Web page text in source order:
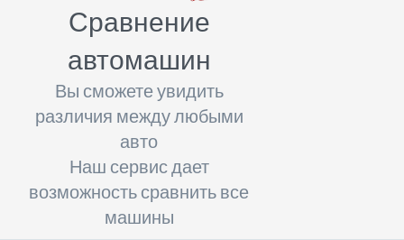
Сравнение
автомашин
Вы сможете увидить
различия между любыми
авто
Наш сервис дает
возможность сравнить все
машины